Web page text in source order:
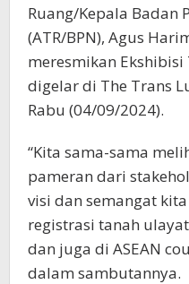
Ruang/Kepala Badan
(ATR/BPN), Agus
meresmikan
digelar di The Trans
Rabu (04/09/2024).
“Kita sama-sama
pameran dari
visi dan semangat
registrasi tanah
dan juga di ASEAN
dalam sambutannya.